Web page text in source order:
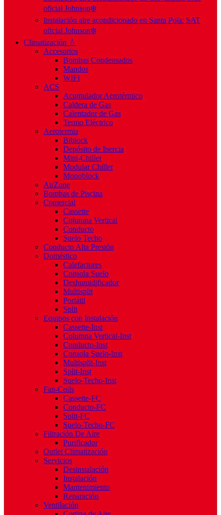
oficial Johnson❄️
Instalación aire acondicionado en Santa Pola: SAT
oficial Johnson❄️
Climatización 💧
Accesorios
Bombas Condensados
Mandos
WIFI
ACS
Acumulador Aerotérmico
Caldera de Gas
Calentador de Gas
Termo Eléctrico
Aerotermia
Biblock
Depósito de Inercia
Mini-Chiller
Modular Chiller
Monoblock
AirZone
Bombas de Piscina
Comercial
Cassette
Columna Vertical
Conducto
Suelo Techo
Conducto Alta Presión
Doméstico
Calefactores
Consola Suelo
Deshumidificador
Multisplit
Portátil
Split
Equipos con Instalación
Cassette-Inst
Columna Vertical-Inst
Conducto-Inst
Consola Suelo-Inst
Multisplit-Inst
Split-Inst
Suelo-Techo-Inst
Fan-Coils
Cassette-FC
Conducto-FC
Split-FC
Suelo-Techo-FC
Filtración De Aire
Purificador
Outlet Climatización
Servicios
Desinstalación
Instalación
Mantenimiento
Reparación
Ventilación